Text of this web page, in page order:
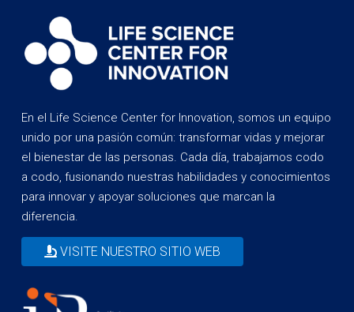
En el Life Science Center for Innovation, somos un equipo
unido por una pasión común: transformar vidas y mejorar
el bienestar de las personas. Cada día, trabajamos codo
a codo, fusionando nuestras habilidades y conocimientos
para innovar y apoyar soluciones que marcan la
diferencia.
VISITE NUESTRO SITIO WEB